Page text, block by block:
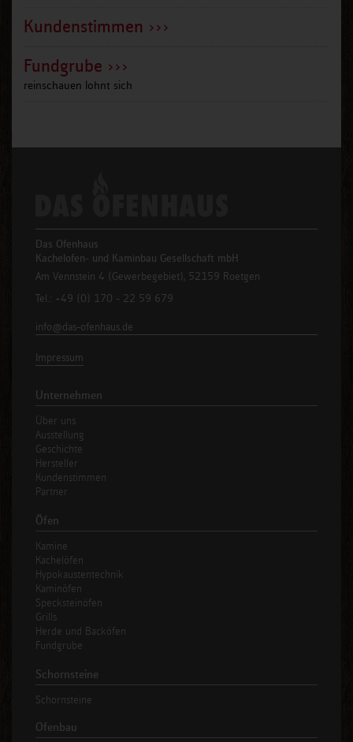
Kundenstimmen >>>
Fundgrube >>>
reinschauen lohnt sich
Das Ofenhaus
Kachelofen- und Kaminbau Gesellschaft mbH
Am Vennstein 4 (Gewerbegebiet), 52159 Roetgen
Tel.: +49 (0) 170 - 22 59 679
info@das-ofenhaus.de
Impressum
Unternehmen
Über uns
Ausstellung
Geschichte
Hersteller
Kundenstimmen
Partner
Öfen
Kamine
Kachelöfen
Hypokaustentechnik
Kaminöfen
Specksteinöfen
Grills
Herde und Backöfen
Fundgrube
Schornsteine
Schornsteine
Ofenbau